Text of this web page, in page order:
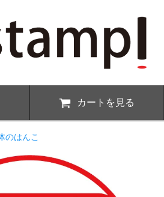
カートを見る
のはんこ